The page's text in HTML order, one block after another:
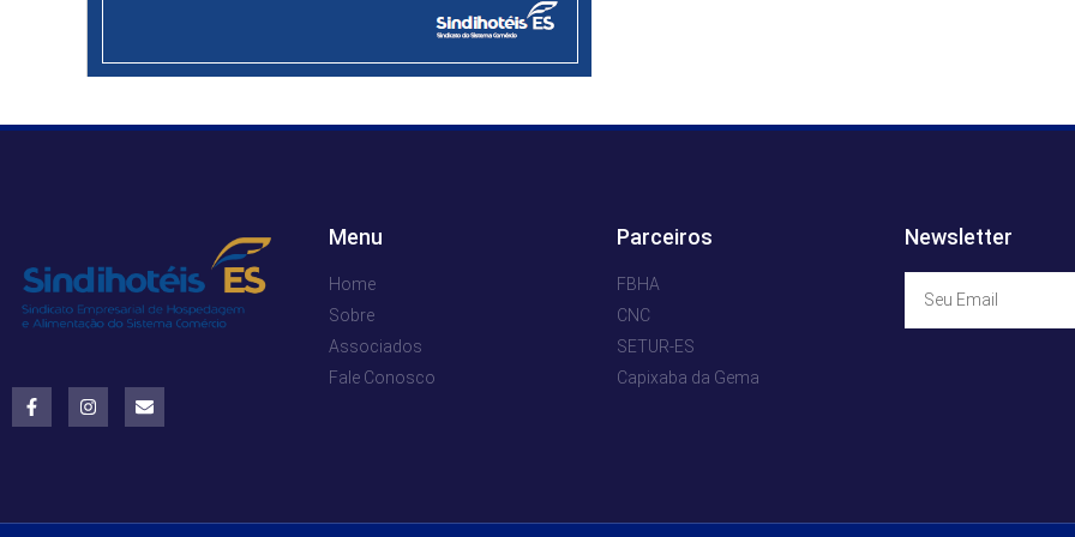
Menu
Home
Sobre
Associados
Fale Conosco
Parceiros
FBHA
CNC
SETUR-ES
Capixaba da Gema
Newsletter